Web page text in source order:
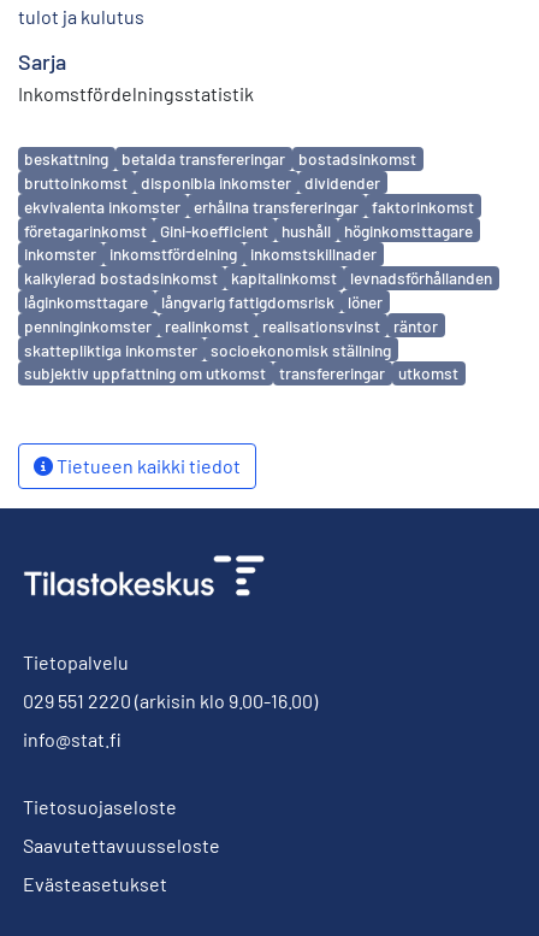
tulot ja kulutus
Sarja
Inkomstfördelningsstatistik
Avainsanat
beskattning betalda transfereringar
bostadsinkomst
bruttoinkomst
disponibla inkomster
dividender
ekvivalenta inkomster
erhållna transfereringar
faktorinkomst
företagarinkomst
Gini-koefficient hushåll
höginkomsttagare
inkomster
inkomstfördelning
inkomstskillnader
kalkylerad bostadsinkomst
kapitalinkomst
levnadsförhållanden
låginkomsttagare
långvarig fattigdomsrisk
löner
penninginkomster
realinkomst realisationsvinst
räntor
skattepliktiga inkomster
socioekonomisk ställning
subjektiv uppfattning om utkomst
transfereringar utkomst
Tietueen kaikki tiedot
Tietopalvelu
029 551 2220 (arkisin klo 9.00-16.00)
info@stat.fi
Tietosuojaseloste
Saavutettavuusseloste
Evästeasetukset